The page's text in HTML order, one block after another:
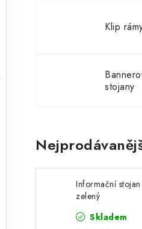
Klip
stojany
Informační
zelený
Skladem